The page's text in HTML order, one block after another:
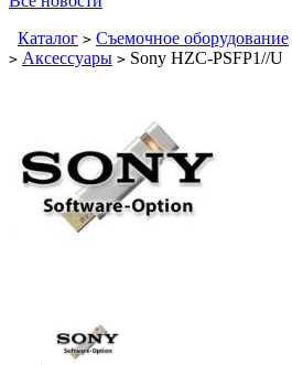
Каталог > Съемочное оборудование
> Аксессуары > Sony HZC-PSFP1//U